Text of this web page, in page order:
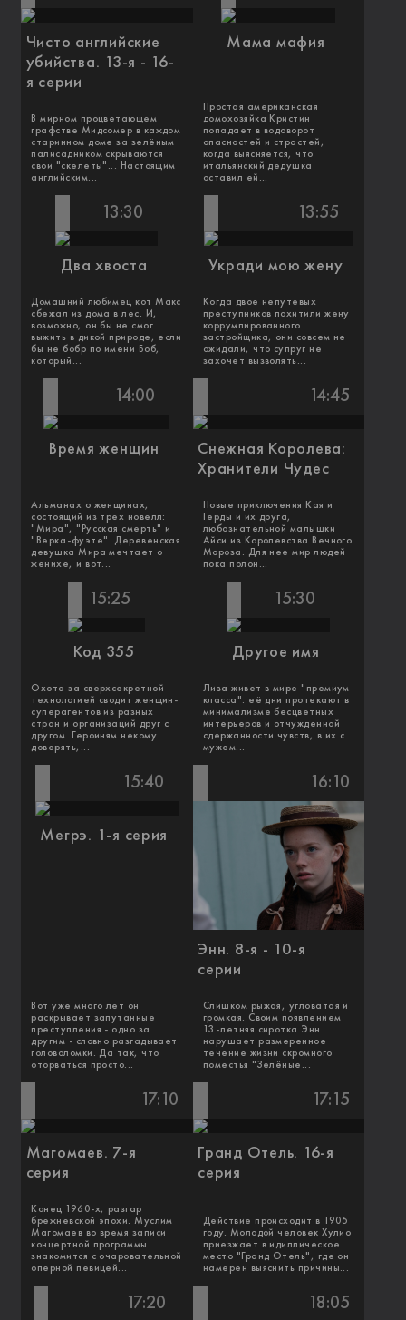
Чисто английские
убийства. 13-я - 16-
я серии
В мирном процветающем
графстве Мидсомер в каждом
старинном доме за зелёным
палисадником скрываются
свои "скелеты"... Настоящим
английским...
Мама мафия
Простая американская
домохозяйка Кристин
попадает в водоворот
опасностей и страстей,
когда выясняется, что
итальянский дедушка
оставил ей...
13:30
Два хвоста
Домашний любимец кот Макс
сбежал из дома в лес. И,
возможно, он бы не смог
выжить в дикой природе, если
бы не бобр по имени Боб,
который...
13:55
Укради мою жену
Когда двое непутевых
преступников похитили жену
коррумпированного
застройщика, они совсем не
ожидали, что супруг не
захочет вызволять...
14:00
Время женщин
Альманах о женщинах,
состоящий из трех новелл:
"Мира", "Русская смерть" и
"Верка-фуэте". Деревенская
девушка Мира мечтает о
женихе, и вот...
14:45
Снежная Королева:
Хранители Чудес
Новые приключения Кая и
Герды и их друга,
любознательной малышки
Айси из Королевства Вечного
Мороза. Для нее мир людей
пока полон...
15:25
Код 355
Охота за сверхсекретной
технологией сводит женщин-
суперагентов из разных
стран и организаций друг с
другом. Героиням некому
доверять,...
15:30
Другое имя
Лиза живет в мире "премиум
класса": её дни протекают в
минимализме бесцветных
интерьеров и отчужденной
сдержанности чувств, в их с
мужем...
15:40
Мегрэ. 1-я серия
Вот уже много лет он
раскрывает запутанные
преступления - одно за
другим - словно разгадывает
головоломки. Да так, что
оторваться просто...
16:10
Энн. 8-я - 10-я
серии
Слишком рыжая, угловатая и
громкая. Своим появлением
13-летняя сиротка Энн
нарушает размеренное
течение жизни скромного
поместья "Зелёные...
17:10
Магомаев. 7-я
серия
Конец 1960-х, разгар
брежневской эпохи. Муслим
Магомаев во время записи
концертной программы
знакомится с очаровательной
оперной певицей...
17:15
Гранд Отель. 16-я
серия
Действие происходит в 1905
году. Молодой человек Хулио
приезжает в идиллическое
место "Гранд Отель", где он
намерен выяснить причины...
17:20 18:05